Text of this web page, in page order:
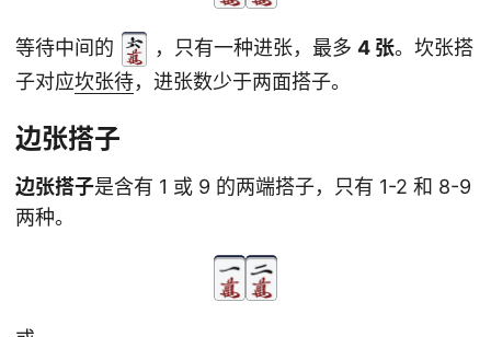
等待中间的 ，只有一种进张，最多 4 张。坎张搭
子对应坎张待，进张数少于两面搭子。
边张搭子
边张搭子是含有 1 或 9 的两端搭子，只有 1-2 和 8-9
两种。